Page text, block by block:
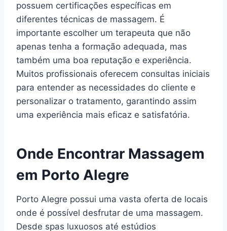
possuem certificações específicas em
diferentes técnicas de massagem. É
importante escolher um terapeuta que não
apenas tenha a formação adequada, mas
também uma boa reputação e experiência.
Muitos profissionais oferecem consultas iniciais
para entender as necessidades do cliente e
personalizar o tratamento, garantindo assim
uma experiência mais eficaz e satisfatória.
Onde Encontrar Massagem
em Porto Alegre
Porto Alegre possui uma vasta oferta de locais
onde é possível desfrutar de uma massagem.
Desde spas luxuosos até estúdios